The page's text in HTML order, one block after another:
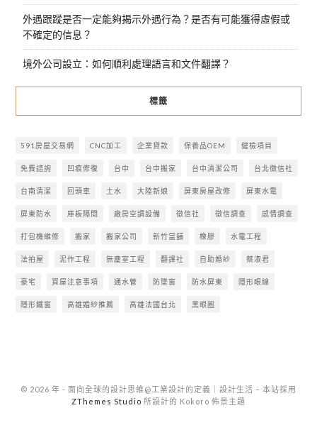
外遇跟蹤是否一定能夠揭示外遇行為？是否有可能獲得虛假或
不確定的信息？
境外公司設立：如何順利處理語言和文件翻譯？
標籤
591房屋交易網 CNC加工 企業貸款 保養品OEM 健檢項目
免費諮詢 凹痕修復 台中 台中搬家 台中清潔公司 台北徵信社
台南清潔 回頭車 土水 大陸新娘 屏東房屋改修 屏東水電
屏東防水 庫板隔間 廠房空調設備 徵信社 徵信調查 感情調查
打包機維修 搬家 搬家公司 新竹當舖 橡膠 水電工程
法拍屋 泥作工程 無塵室工程 翻譯社 自助婚紗 蔡淑君
豪宅 買屋注意事項 通水管 防墜窗 防水屏東 隱形眼線
隱形鐵窗 高雄婚紗推薦 高雄法國台北 黑眼圈
© 2026 年 - 面向全球的設計思維@工業設計的定義｜設計生活 – 本站採用
ZThemes Studio 所設計的 Kokoro 佈景主題